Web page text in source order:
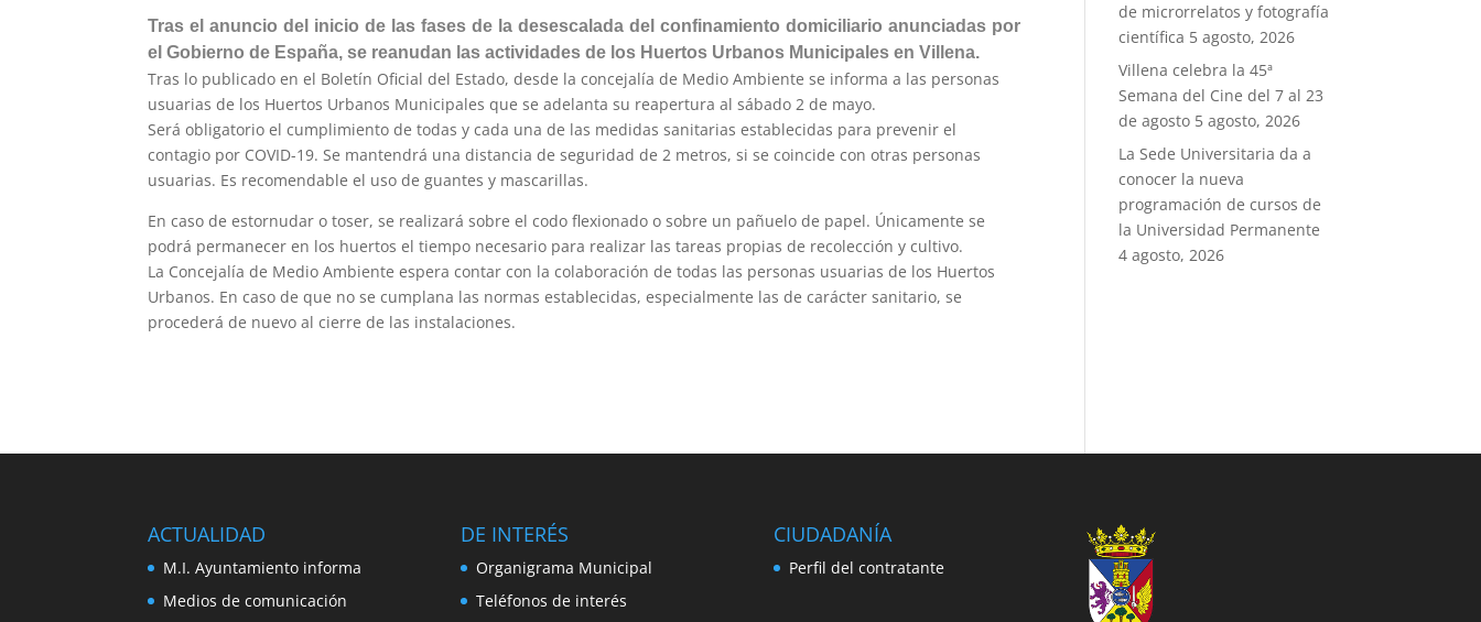
Tras el anuncio del inicio de las fases de la desescalada del confinamiento domiciliario anunciadas por
el Gobierno de España, se reanudan las actividades de los Huertos Urbanos Municipales en Villena.
Tras lo publicado en el Boletín Oficial del Estado, desde la concejalía de Medio Ambiente se informa a las personas
usuarias de los Huertos Urbanos Municipales que se adelanta su reapertura al sábado 2 de mayo.
Será obligatorio el cumplimiento de todas y cada una de las medidas sanitarias establecidas para prevenir el
contagio por COVID-19. Se mantendrá una distancia de seguridad de 2 metros, si se coincide con otras personas
usuarias. Es recomendable el uso de guantes y mascarillas.
En caso de estornudar o toser, se realizará sobre el codo flexionado o sobre un pañuelo de papel. Únicamente se
podrá permanecer en los huertos el tiempo necesario para realizar las tareas propias de recolección y cultivo.
La Concejalía de Medio Ambiente espera contar con la colaboración de todas las personas usuarias de los Huertos
Urbanos. En caso de que no se cumplana las normas establecidas, especialmente las de carácter sanitario, se
procederá de nuevo al cierre de las instalaciones.
de microrrelatos y fotografía
científica 5 agosto, 2026
Villena celebra la 45ª
Semana del Cine del 7 al 23
de agosto 5 agosto, 2026
La Sede Universitaria da a
conocer la nueva
programación de cursos de
la Universidad Permanente
4 agosto, 2026
ACTUALIDAD
M.I. Ayuntamiento informa
Medios de comunicación
DE INTERÉS
Organigrama Municipal
Teléfonos de interés
CIUDADANÍA
Perfil del contratante